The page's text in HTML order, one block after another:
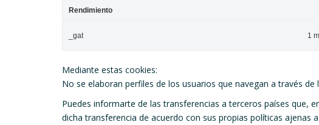
Rendimiento
_gat 1
Mediante estas cookies:
No se elaboran perfiles de los usuarios que navegan a través
Puedes informarte de las transferencias a terceros países que,
dicha transferencia de acuerdo con sus propias políticas ajenas